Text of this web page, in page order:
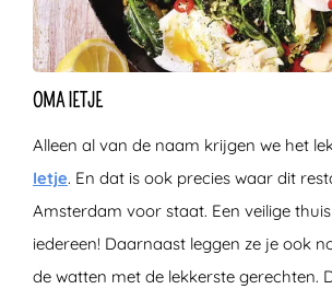
OMA IETJE
Alleen al van de naam krijgen we het
Ietje. En dat is ook precies waar dit
Amsterdam voor staat. Een veilige
iedereen! Daarnaast leggen ze je ook
de watten met de lekkerste gerechten.